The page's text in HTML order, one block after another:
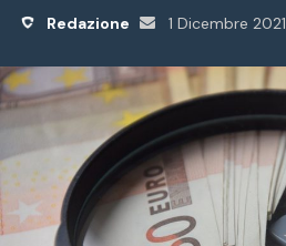
Redazione
Invia
1 Dicembre 2021